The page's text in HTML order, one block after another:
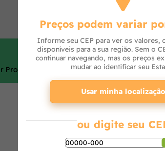
Produto.
Opiniões de quem
Produto ainda sem avaliações,
Preços podem variar
Informe seu CEP para ver os valores,
disponíveis para a sua região. Sem o
continuar navegando, mas os preços
mudar ao identificar seu
Usar minha localização
ou digite seu